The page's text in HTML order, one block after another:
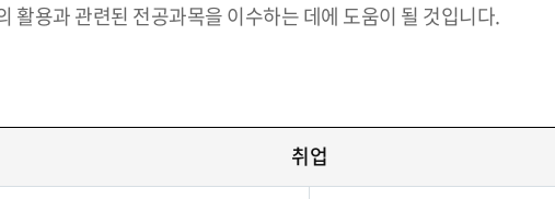
활용과 관련된 전공과목을 이수하는 데에 도움이 될 것입니다.
취업